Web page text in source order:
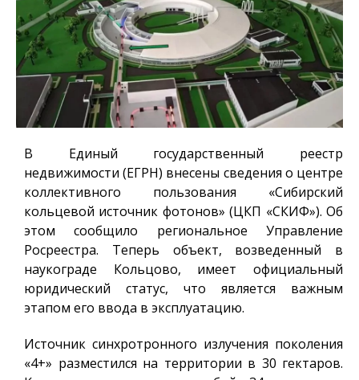
В Единый государственный реестр
недвижимости (ЕГРН) внесены сведения о центре
коллективного пользования «Сибирский
кольцевой источник фотонов» (ЦКП «СКИФ»). Об
этом сообщило региональное Управление
Росреестра. Теперь объект, возведенный в
наукограде Кольцово, имеет официальный
юридический статус, что является важным
этапом его ввода в эксплуатацию.
Источник синхротронного излучения поколения
«4+» разместился на территории в 30 гектаров.